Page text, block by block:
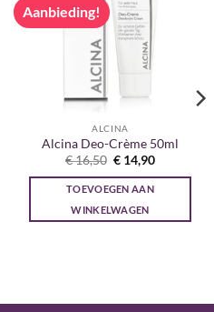
Aanbieding!
ALCINA
Alcina Deo-Crème 50ml
€16,50 Oorspronkelijke
prijs
was:
€ 16,50.
€ 14,90Huidige
is:
TOEVOEGEN AAN
WINKELWAGEN